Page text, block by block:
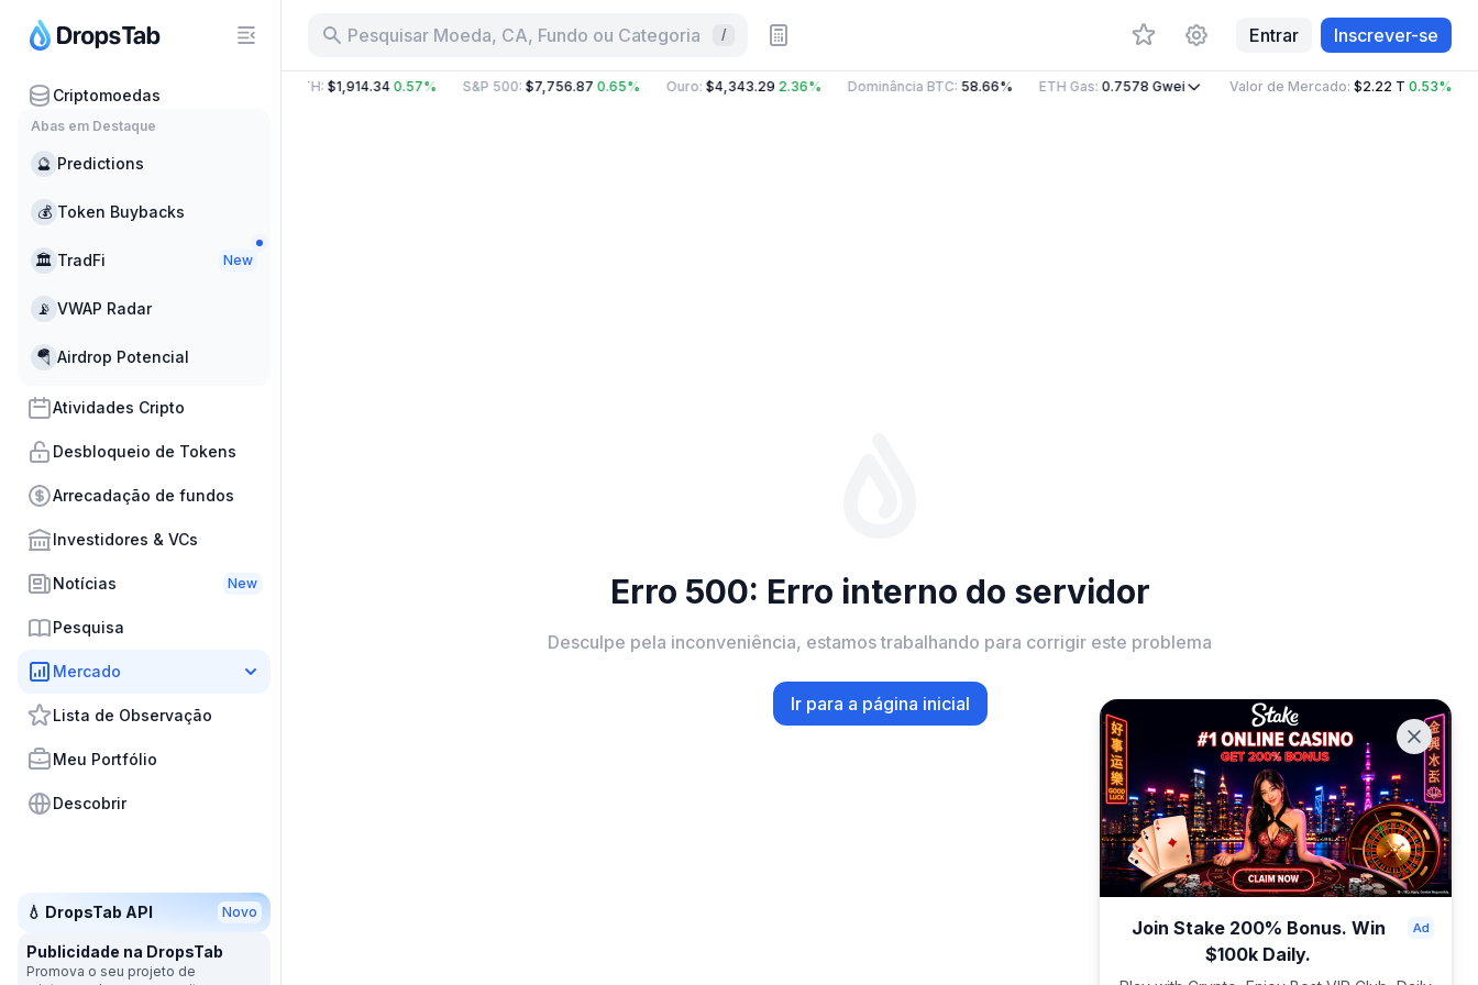
Criptomoedas
Abas em Destaque
🔮 Predictions
💰 Token Buybacks
🏛 TradFi New
📡 VWAP Radar
🪂 Airdrop Potencial
Atividades Cripto
Desbloqueio de Tokens
Arrecadação de fundos
Investidores & VCs
Notícias New
Pesquisa
Mercado
Lista de Observação
Meu Portfólio
Descobrir
💧 DropsTab API Novo
Publicidade na DropsTab
Promova o seu projeto de
Pesquisar Moeda, CA, Fundo ou Categoria / Entrar Inscrever-se
B 9.58% : ETH:$1,914.34 0.57% S&P 500:$7,756.87 0.65% Ouro:$4,343.29 2.36% Dominância BTC:58.66% ETH Gas:0.7578Gwei Valor de Mercado:$2.22 T 0.53%
Erro 500: Erro interno do servidor
Desculpe pela inconveniência, estamos trabalhando para corrigir este problema
Ir para a página inicial
Join Stake 200% Bonus. Win
$100k Daily.